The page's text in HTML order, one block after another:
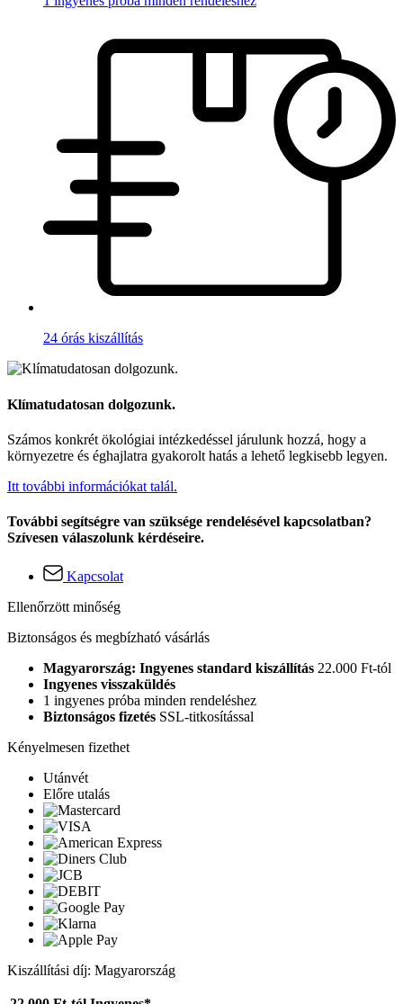
24 órás kiszállítás
Klímatudatosan dolgozunk.
Számos konkrét ökológiai intézkedéssel járulunk hozzá, hogy a
környezetre és éghajlatra gyakorolt hatás a lehető legkisebb legyen.
Itt további információkat talál.
További segítségre van szüksége rendelésével kapcsolatban?
Szívesen válaszolunk kérdéseire.
Kapcsolat
Ellenőrzött minőség
Biztonságos és megbízható vásárlás
Magyarország: Ingyenes standard kiszállítás 22.000 Ft-tól
Ingyenes visszaküldés
1 ingyenes próba minden rendeléshez
Biztonságos fizetés SSL-titkosítással
Kényelmesen fizethet
Utánvét
Előre utalás
Kiszállítási díj: Magyarország